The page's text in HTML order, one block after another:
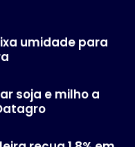
umidade para
soja e milho a